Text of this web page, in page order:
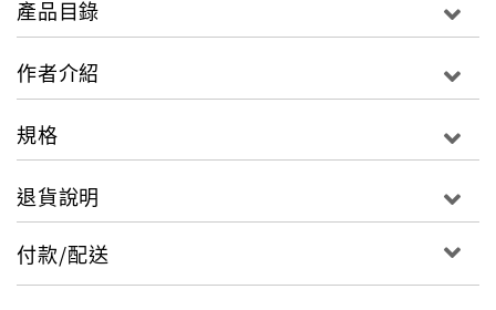
步步實現夢想的故事點滴分享，更有馨亞30篇日常生活
書，更透過私密的手札日記，讓喜愛馨亞的粉絲們，能
活中的一份子，寫真書中馨亞更有多達30套的服飾裝
亞，彷彿你們天天陪伴著馨亞。
愛心不落人後的馨亞，向公司提出，她個人要將《馨
亞。新芽》部分版稅捐出做公益，讓這社會上許多需要
產品目錄
作者介紹
規格
退貨說明
付款/配送